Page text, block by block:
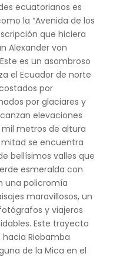
ecuatorianos es
la “Avenida de los
que hiciera
Alexander von
es un asombroso
el Ecuador de norte
por
por glaciares y
elevaciones
mil metros de altura
se encuentra
bellísimos valles que
esmeralda con
una policromía
maravillosos, un
y viajeros
Este trayecto
Riobamba
de la Mica en el